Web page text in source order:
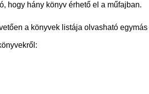
hogy hány könyv érhető el a műfajban.
a könyvek listája olvasható egymás